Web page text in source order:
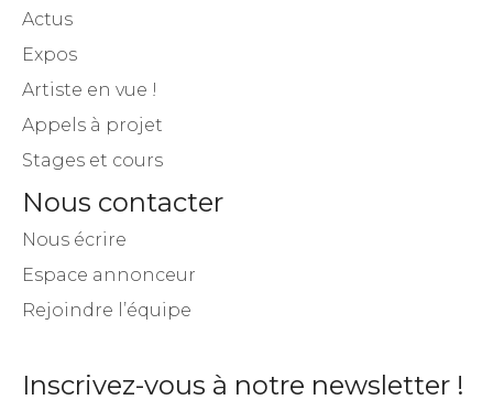
Actus
Expos
Artiste en vue !
Appels à projet
Stages et cours
Nous contacter
Nous écrire
Espace annonceur
Rejoindre l’équipe
Inscrivez-vous à notre newsletter !